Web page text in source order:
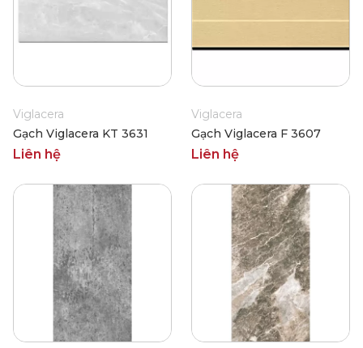
Viglacera
Gạch Viglacera KT 3631
Liên hệ
Viglacera
Gạch Viglacera F 3607
Liên hệ